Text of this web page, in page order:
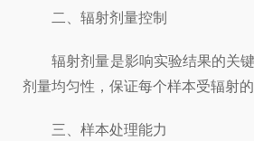
二、辐射剂量控制
辐射剂量是影响实验结果的关键
剂量均匀性，保证每个样本受辐射的
三、样本处理能力